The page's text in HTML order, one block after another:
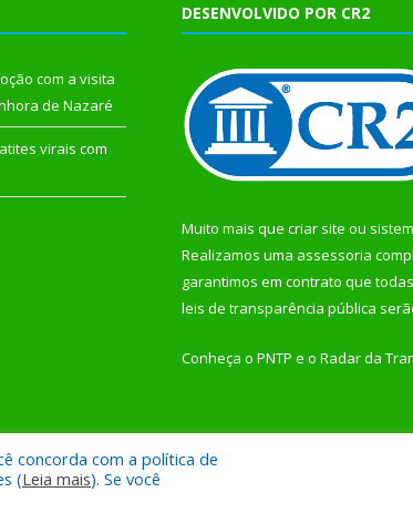
com a visita
de Nazaré
virais com
DESENVOLVIDO POR CR2
Muito mais que criar site ou
Realizamos uma assessoria
garantimos em contrato que
leis de transparência pública
Conheça o PNTP e o Radar da
Mapa do Site
concorda com a política de
(Leia mais). Se você